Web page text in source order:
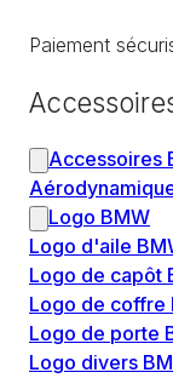
Paiement
Accessoires
Logo BMW
Logo d'aile
Logo de capôt
Logo de coffre
Logo de porte
Logo divers